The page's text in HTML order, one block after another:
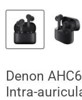
Denon
Intra-